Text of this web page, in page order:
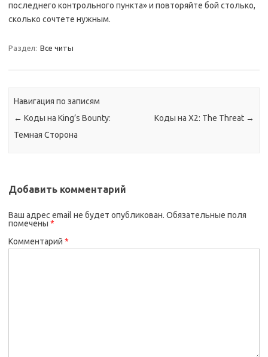
последнего контрольного пункта» и повторяйте бой столько,
сколько сочтете нужным.
Раздел: Все читы
Навигация по записям
← Коды на King’s Bounty:
Темная Сторона
Коды на X2: The Threat →
Добавить комментарий
Ваш адрес email не будет опубликован. Обязательные поля
помечены *
Комментарий *